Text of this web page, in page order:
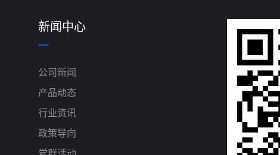
新闻中心
公司新闻
产品动态
行业资讯
政策导向